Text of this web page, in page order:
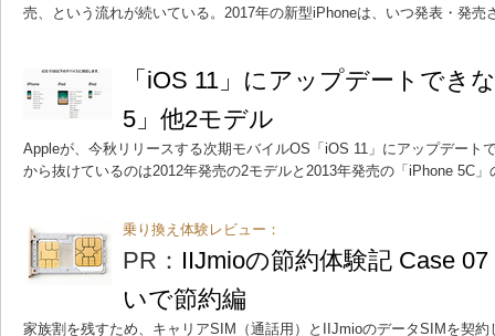
売、という流れが続いている。2017年の新型iPhoneは、いつ発表・発売
「iOS 11」にアップデートでき
5」他2モデル
Appleが、今秋リリースする次期モバイルOS「iOS 11」にアップデート
から抜けているのは2012年発売の2モデルと2013年発売の「iPhone 5C」
乗り換え体験レビュー：
PR： IIJmioの節約体験記 Case
いで節約編
家族割を残すため、キャリアSIM（通話用）とIIJmioのデータSIMを契